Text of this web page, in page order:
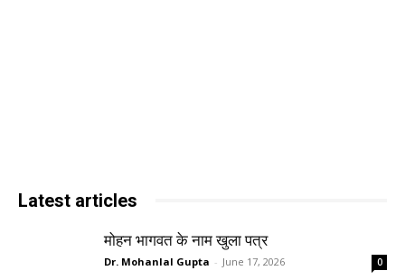
Latest articles
मोहन भागवत के नाम खुला पत्र
Dr. Mohanlal Gupta - June 17, 2026 0